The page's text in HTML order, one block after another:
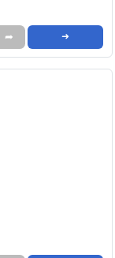
➦ ➜